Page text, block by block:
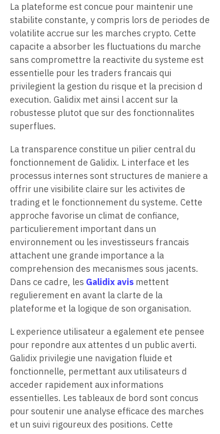
La plateforme est concue pour maintenir une
stabilite constante, y compris lors de periodes de
volatilite accrue sur les marches crypto. Cette
capacite a absorber les fluctuations du marche
sans compromettre la reactivite du systeme est
essentielle pour les traders francais qui
privilegient la gestion du risque et la precision d
execution. Galidix met ainsi l accent sur la
robustesse plutot que sur des fonctionnalites
superflues.
La transparence constitue un pilier central du
fonctionnement de Galidix. L interface et les
processus internes sont structures de maniere a
offrir une visibilite claire sur les activites de
trading et le fonctionnement du systeme. Cette
approche favorise un climat de confiance,
particulierement important dans un
environnement ou les investisseurs francais
attachent une grande importance a la
comprehension des mecanismes sous jacents.
Dans ce cadre, les Galidix avis mettent
regulierement en avant la clarte de la
plateforme et la logique de son organisation.
L experience utilisateur a egalement ete pensee
pour repondre aux attentes d un public averti.
Galidix privilegie une navigation fluide et
fonctionnelle, permettant aux utilisateurs d
acceder rapidement aux informations
essentielles. Les tableaux de bord sont concus
pour soutenir une analyse efficace des marches
et un suivi rigoureux des positions. Cette